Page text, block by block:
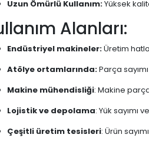
Uzun Ömürlü Kullanım:Yüksek
Alanları:
Endüstriyel makineler:Üretim
Atölye ortamlarında:Parça
Makine mühendisliği: Makine
Lojistik ve depolama: Yük sayımı
Çeşitli üretim tesisleri: Ürün